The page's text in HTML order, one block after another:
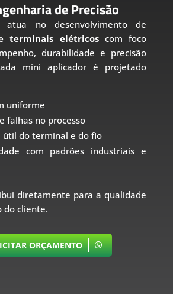
de Precisão
atua no desenvolvimento de
terminais elétricoscom foco
durabilidade e precisão
mini aplicador é projetado
uniforme
falhas no processo
útil do terminal e do fio
com padrões industriais e
diretamente para a qualidade
do cliente.
ORÇAMENTO